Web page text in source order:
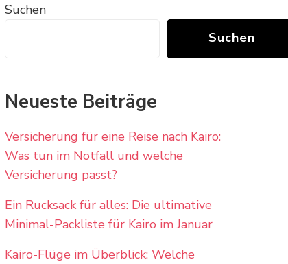
Suchen
Suchen
Neueste Beiträge
Versicherung für eine Reise nach Kairo:
Was tun im Notfall und welche
Versicherung passt?
Ein Rucksack für alles: Die ultimative
Minimal-Packliste für Kairo im Januar
Kairo-Flüge im Überblick: Welche